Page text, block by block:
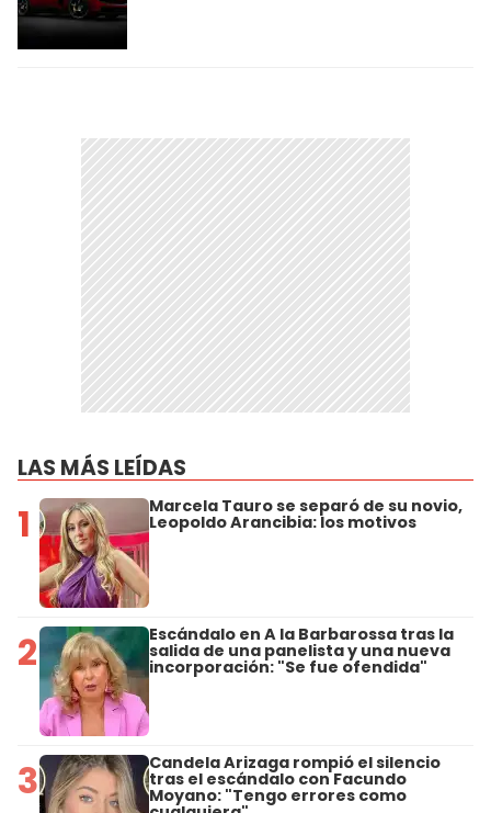
LAS MÁS LEÍDAS
1 Marcela Tauro se separó de su novio,
Leopoldo Arancibia: los motivos
2 Escándalo en A la Barbarossa tras la
salida de una panelista y una nueva
incorporación: "Se fue ofendida"
3 Candela Arizaga rompió el silencio
tras el escándalo con Facundo
Moyano: "Tengo errores como